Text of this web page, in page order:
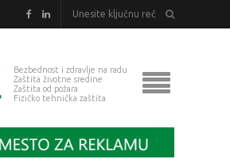
Bezbednost i zdravlje na radu
Zaštita životne sredine
Zaštita od požara
Fizičko tehnička zaštita